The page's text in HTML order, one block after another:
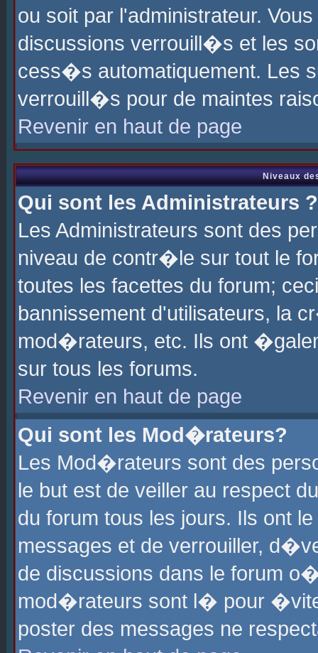
ou soit par l'administrateur.
discussions verrouill�s et les
cess�s automatiquement. Les
verrouill�s pour de maintes
Revenir en haut de page
Niveaux
Qui sont les Administrateurs ?
Les Administrateurs sont des
niveau de contr�le sur tout le
toutes les facettes du forum;
bannissement d'utilisateurs, la
mod�rateurs, etc. Ils ont
sur tous les forums.
Revenir en haut de page
Qui sont les Mod�rateurs?
Les Mod�rateurs sont des
le but est de veiller au respect
du forum tous les jours. Ils ont
messages et de verrouiller,
de discussions dans le forum
mod�rateurs sont l� pour
poster des messages ne